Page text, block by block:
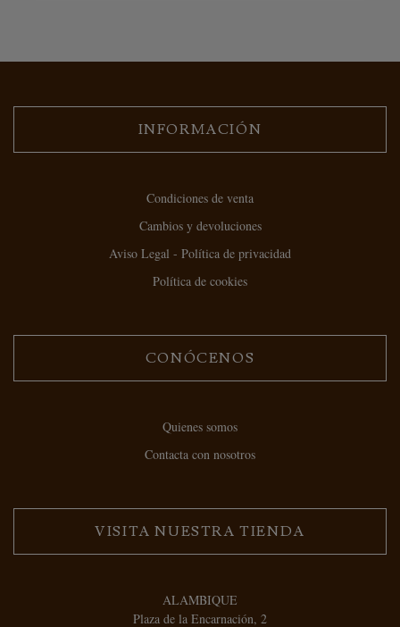
INFORMACIÓN
Condiciones de venta
Cambios y devoluciones
Aviso Legal - Política de privacidad
Política de cookies
CONÓCENOS
Quienes somos
Contacta con nosotros
VISITA NUESTRA TIENDA
ALAMBIQUE
Plaza de la Encarnación, 2